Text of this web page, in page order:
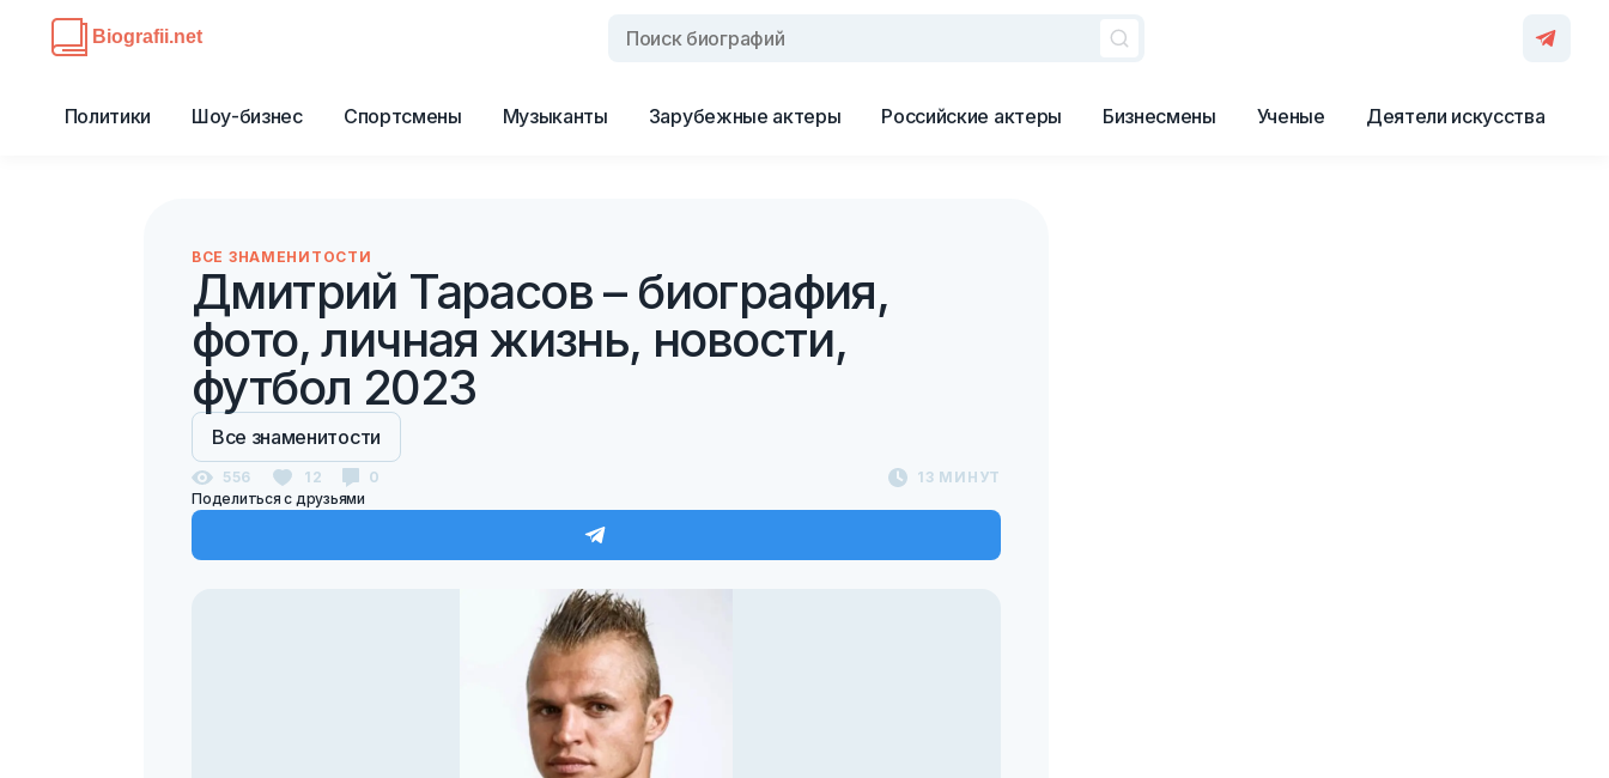
Политики Шоу-бизнес Спортсмены Музыканты Зарубежные актеры Российские актеры Бизнесмены Ученые Деятели искусства
ВСЕ ЗНАМЕНИТОСТИ
Дмитрий Тарасов – биография,
фото, личная жизнь, новости,
футбол 2023
Все знаменитости
556 12 0
13 МИНУТ
Поделиться с друзьями